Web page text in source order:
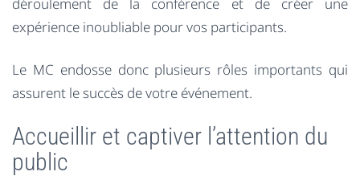
expérience inoubliable pour vos participants.
Le MC endosse donc plusieurs rôles importants qui
assurent le succès de votre événement.
Accueillir et captiver l’attention du
public